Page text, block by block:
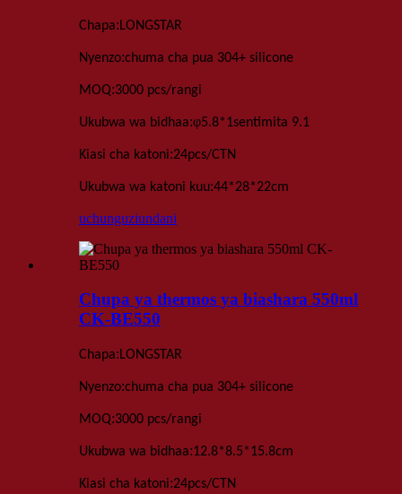
Chapa:LONGSTAR
Nyenzo:chuma cha pua 304+ silicone
MOQ:3000 pcs/rangi
Ukubwa wa bidhaa:φ5.8*1sentimita 9.1
Kiasi cha katoni:24pcs/CTN
Ukubwa wa katoni kuu:44*28*22cm
uchunguziundani
Chupa ya thermos ya biashara 550ml
CK-BE550
Chapa:LONGSTAR
Nyenzo:chuma cha pua 304+ silicone
MOQ:3000 pcs/rangi
Ukubwa wa bidhaa:12.8*8.5*15.8cm
Kiasi cha katoni:24pcs/CTN